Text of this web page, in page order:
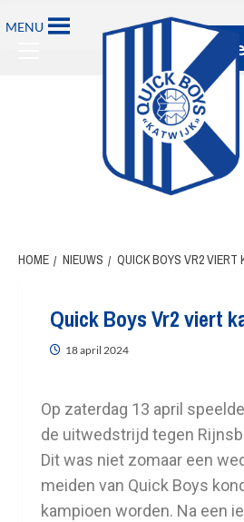
MENU
HOME NIEUWS QUICK BOYS VR2 VIERT
Quick Boys Vr2 viert
18 april 2024
Op zaterdag 13 april
de uitwedstrijd tegen
Dit was niet zomaar een
meiden van Quick Boys
kampioen worden. Na een